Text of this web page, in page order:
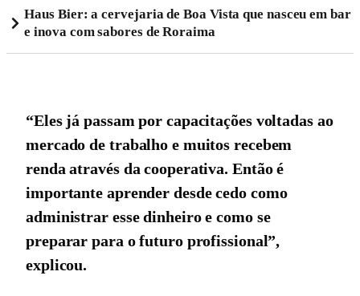
Haus Bier: a cervejaria de Boa Vista que nasceu em bar
e inova com sabores de Roraima
“Eles já passam por capacitações voltadas ao
mercado de trabalho e muitos recebem
renda através da cooperativa. Então é
importante aprender desde cedo como
administrar esse dinheiro e como se
preparar para o futuro profissional”,
explicou.